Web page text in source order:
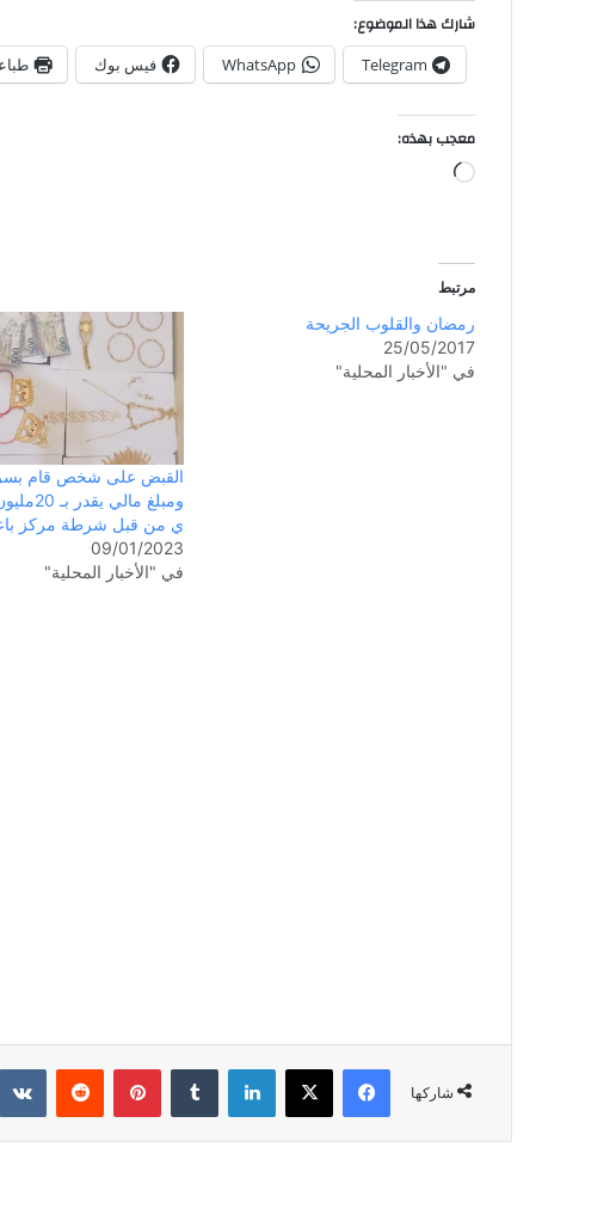
شارك هذا الموضوع:
Telegram
WhatsApp فيس بوك
معجب بهذه:
مرتبط
رمضان والقلوب الجريحة
25/05/2017
في "الأخبار المحلية"
القبض على شخص قام
ومبلغ
ي من قبل شرطة مركز
09/01/2023
في "الأخبار المحلية"
شاركها